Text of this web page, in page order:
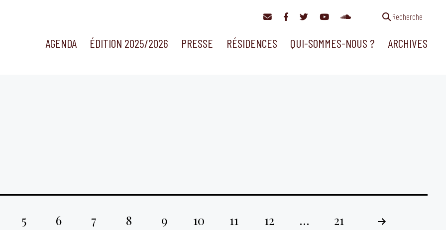
Recherche
AGENDA ÉDITION 2025/2026 PRESSE RÉSIDENCES QUI-SOMMES-NOUS ? ARCHIVES
5 6 7 8 9 10 11 12 … 21